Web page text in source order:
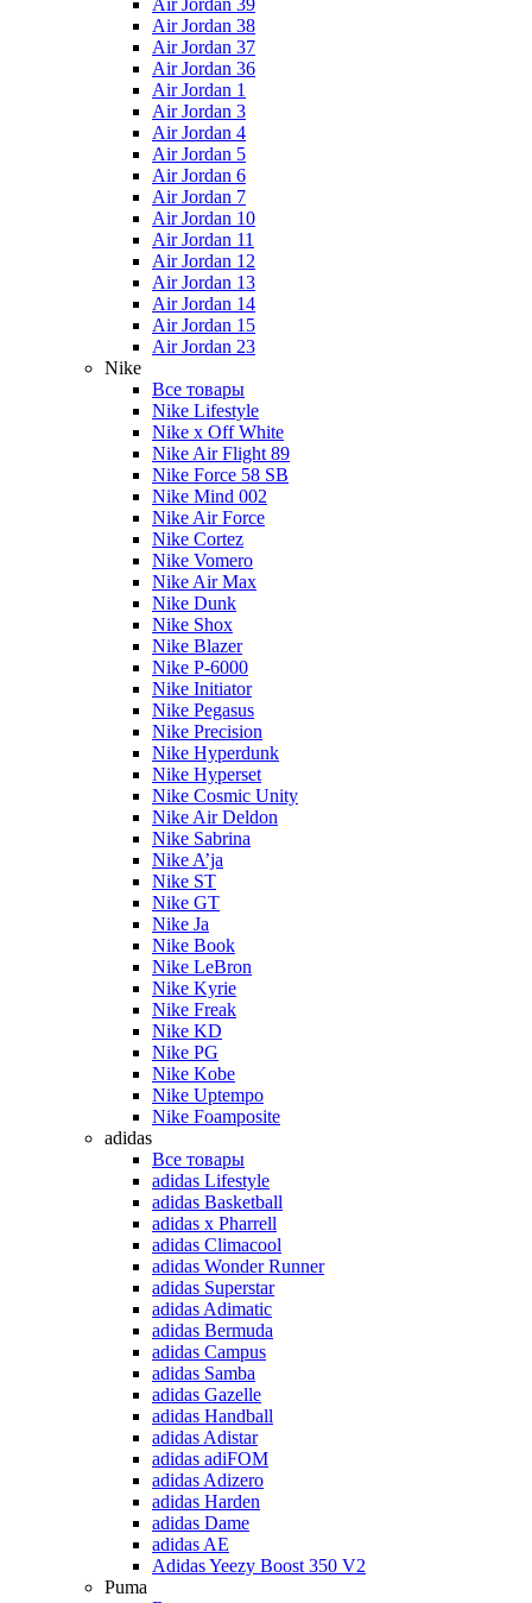
Air Jordan 39
Air Jordan 38
Air Jordan 37
Air Jordan 36
Air Jordan 1
Air Jordan 3
Air Jordan 4
Air Jordan 5
Air Jordan 6
Air Jordan 7
Air Jordan 10
Air Jordan 11
Air Jordan 12
Air Jordan 13
Air Jordan 14
Air Jordan 15
Air Jordan 23
Nike
Все товары
Nike Lifestyle
Nike x Off White
Nike Air Flight 89
Nike Force 58 SB
Nike Mind 002
Nike Air Force
Nike Cortez
Nike Vomero
Nike Air Max
Nike Dunk
Nike Shox
Nike Blazer
Nike P-6000
Nike Initiator
Nike Pegasus
Nike Precision
Nike Hyperdunk
Nike Hyperset
Nike Cosmic Unity
Nike Air Deldon
Nike Sabrina
Nike A’ja
Nike ST
Nike GT
Nike Ja
Nike Book
Nike LeBron
Nike Kyrie
Nike Freak
Nike KD
Nike PG
Nike Kobe
Nike Uptempo
Nike Foamposite
adidas
Все товары
adidas Lifestyle
adidas Basketball
adidas x Pharrell
adidas Climacool
adidas Wonder Runner
adidas Superstar
adidas Adimatic
adidas Bermuda
adidas Campus
adidas Samba
adidas Gazelle
adidas Handball
adidas Adistar
adidas adiFOM
adidas Adizero
adidas Harden
adidas Dame
adidas AE
Adidas Yeezy Boost 350 V2
Puma